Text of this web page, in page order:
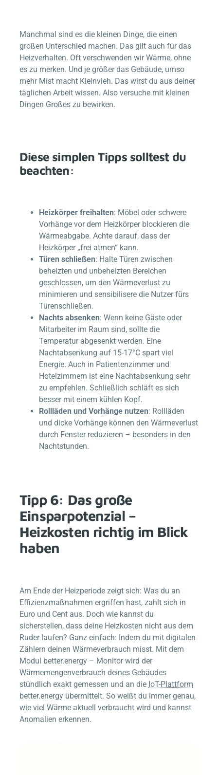
Manchmal sind es die kleinen Dinge, die einen
großen Unterschied machen. Das gilt auch für das
Heizverhalten. Oft verschwenden wir Wärme, ohne
es zu merken. Und je größer das Gebäude, umso
mehr Mist macht Kleinvieh. Das wirst du aus deiner
täglichen Arbeit wissen. Also versuche mit kleinen
Dingen Großes zu bewirken.
Diese simplen Tipps solltest du
beachten:
Heizkörper freihalten: Möbel oder schwere
Vorhänge vor dem Heizkörper blockieren die
Wärmeabgabe. Achte darauf, dass der
Heizkörper „frei atmen“ kann.
Türen schließen: Halte Türen zwischen
beheizten und unbeheizten Bereichen
geschlossen, um den Wärmeverlust zu
minimieren und sensibilisere die Nutzer fürs
Türenschließen.
Nachts absenken: Wenn keine Gäste oder
Mitarbeiter im Raum sind, sollte die
Temperatur abgesenkt werden. Eine
Nachtabsenkung auf 15-17°C spart viel
Energie. Auch in Patientenzimmer und
Hotelzimmern ist eine Nachtabsenkung sehr
zu empfehlen. Schließlich schläft es sich
besser mit einem kühlen Kopf.
Rollläden und Vorhänge nutzen: Rollläden
und dicke Vorhänge können den Wärmeverlust
durch Fenster reduzieren – besonders in den
Nachtstunden.
Tipp 6: Das große
Einsparpotenzial –
Heizkosten richtig im Blick
haben
Am Ende der Heizperiode zeigt sich: Was du an
Effizienzmaßnahmen ergriffen hast, zahlt sich in
Euro und Cent aus. Doch wie kannst du
sicherstellen, dass deine Heizkosten nicht aus dem
Ruder laufen? Ganz einfach: Indem du mit digitalen
Zählern deinen Wärmeverbrauch misst. Mit dem
Modul better.energy – Monitorwird der
Wärmemengenverbrauch deines Gebäudes
stündlich exakt gemessen und an die IoT-Plattform
better.energy übermittelt. So weißt du immer genau,
wie viel Wärme aktuell verbraucht wird und kannst
Anomalien erkennen.